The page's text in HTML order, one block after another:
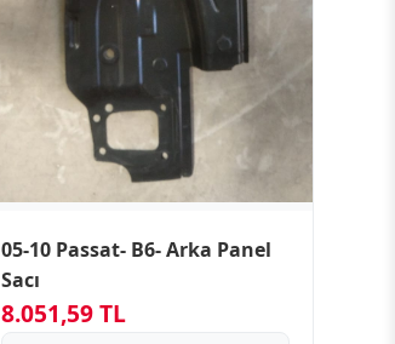
05-10 Passat- B6- Arka Panel
Sacı
8.051,59 TL